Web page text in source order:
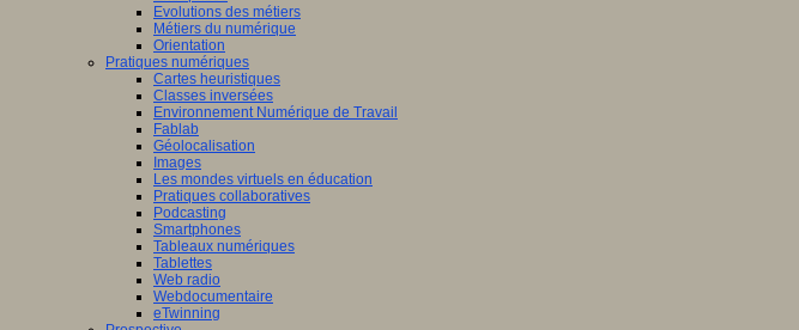
Evolutions des métiers
Métiers du numérique
Orientation
Pratiques numériques
Cartes heuristiques
Classes inversées
Environnement Numérique de Travail
Fablab
Géolocalisation
Images
Les mondes virtuels en éducation
Pratiques collaboratives
Podcasting
Smartphones
Tableaux numériques
Tablettes
Web radio
Webdocumentaire
eTwinning